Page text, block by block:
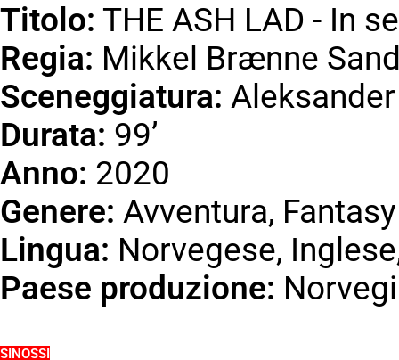
Titolo: THE ASH LAD - In
Regia: Mikkel Brænne
Sceneggiatura:
Durata: 99’
Anno: 2020
Genere: Avventura, Fantasy
Lingua: Norvegese,
Paese produzione:
SINOSSI